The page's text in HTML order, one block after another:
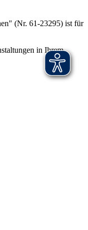
(Nr. 61-23295) ist für
in Ihrem